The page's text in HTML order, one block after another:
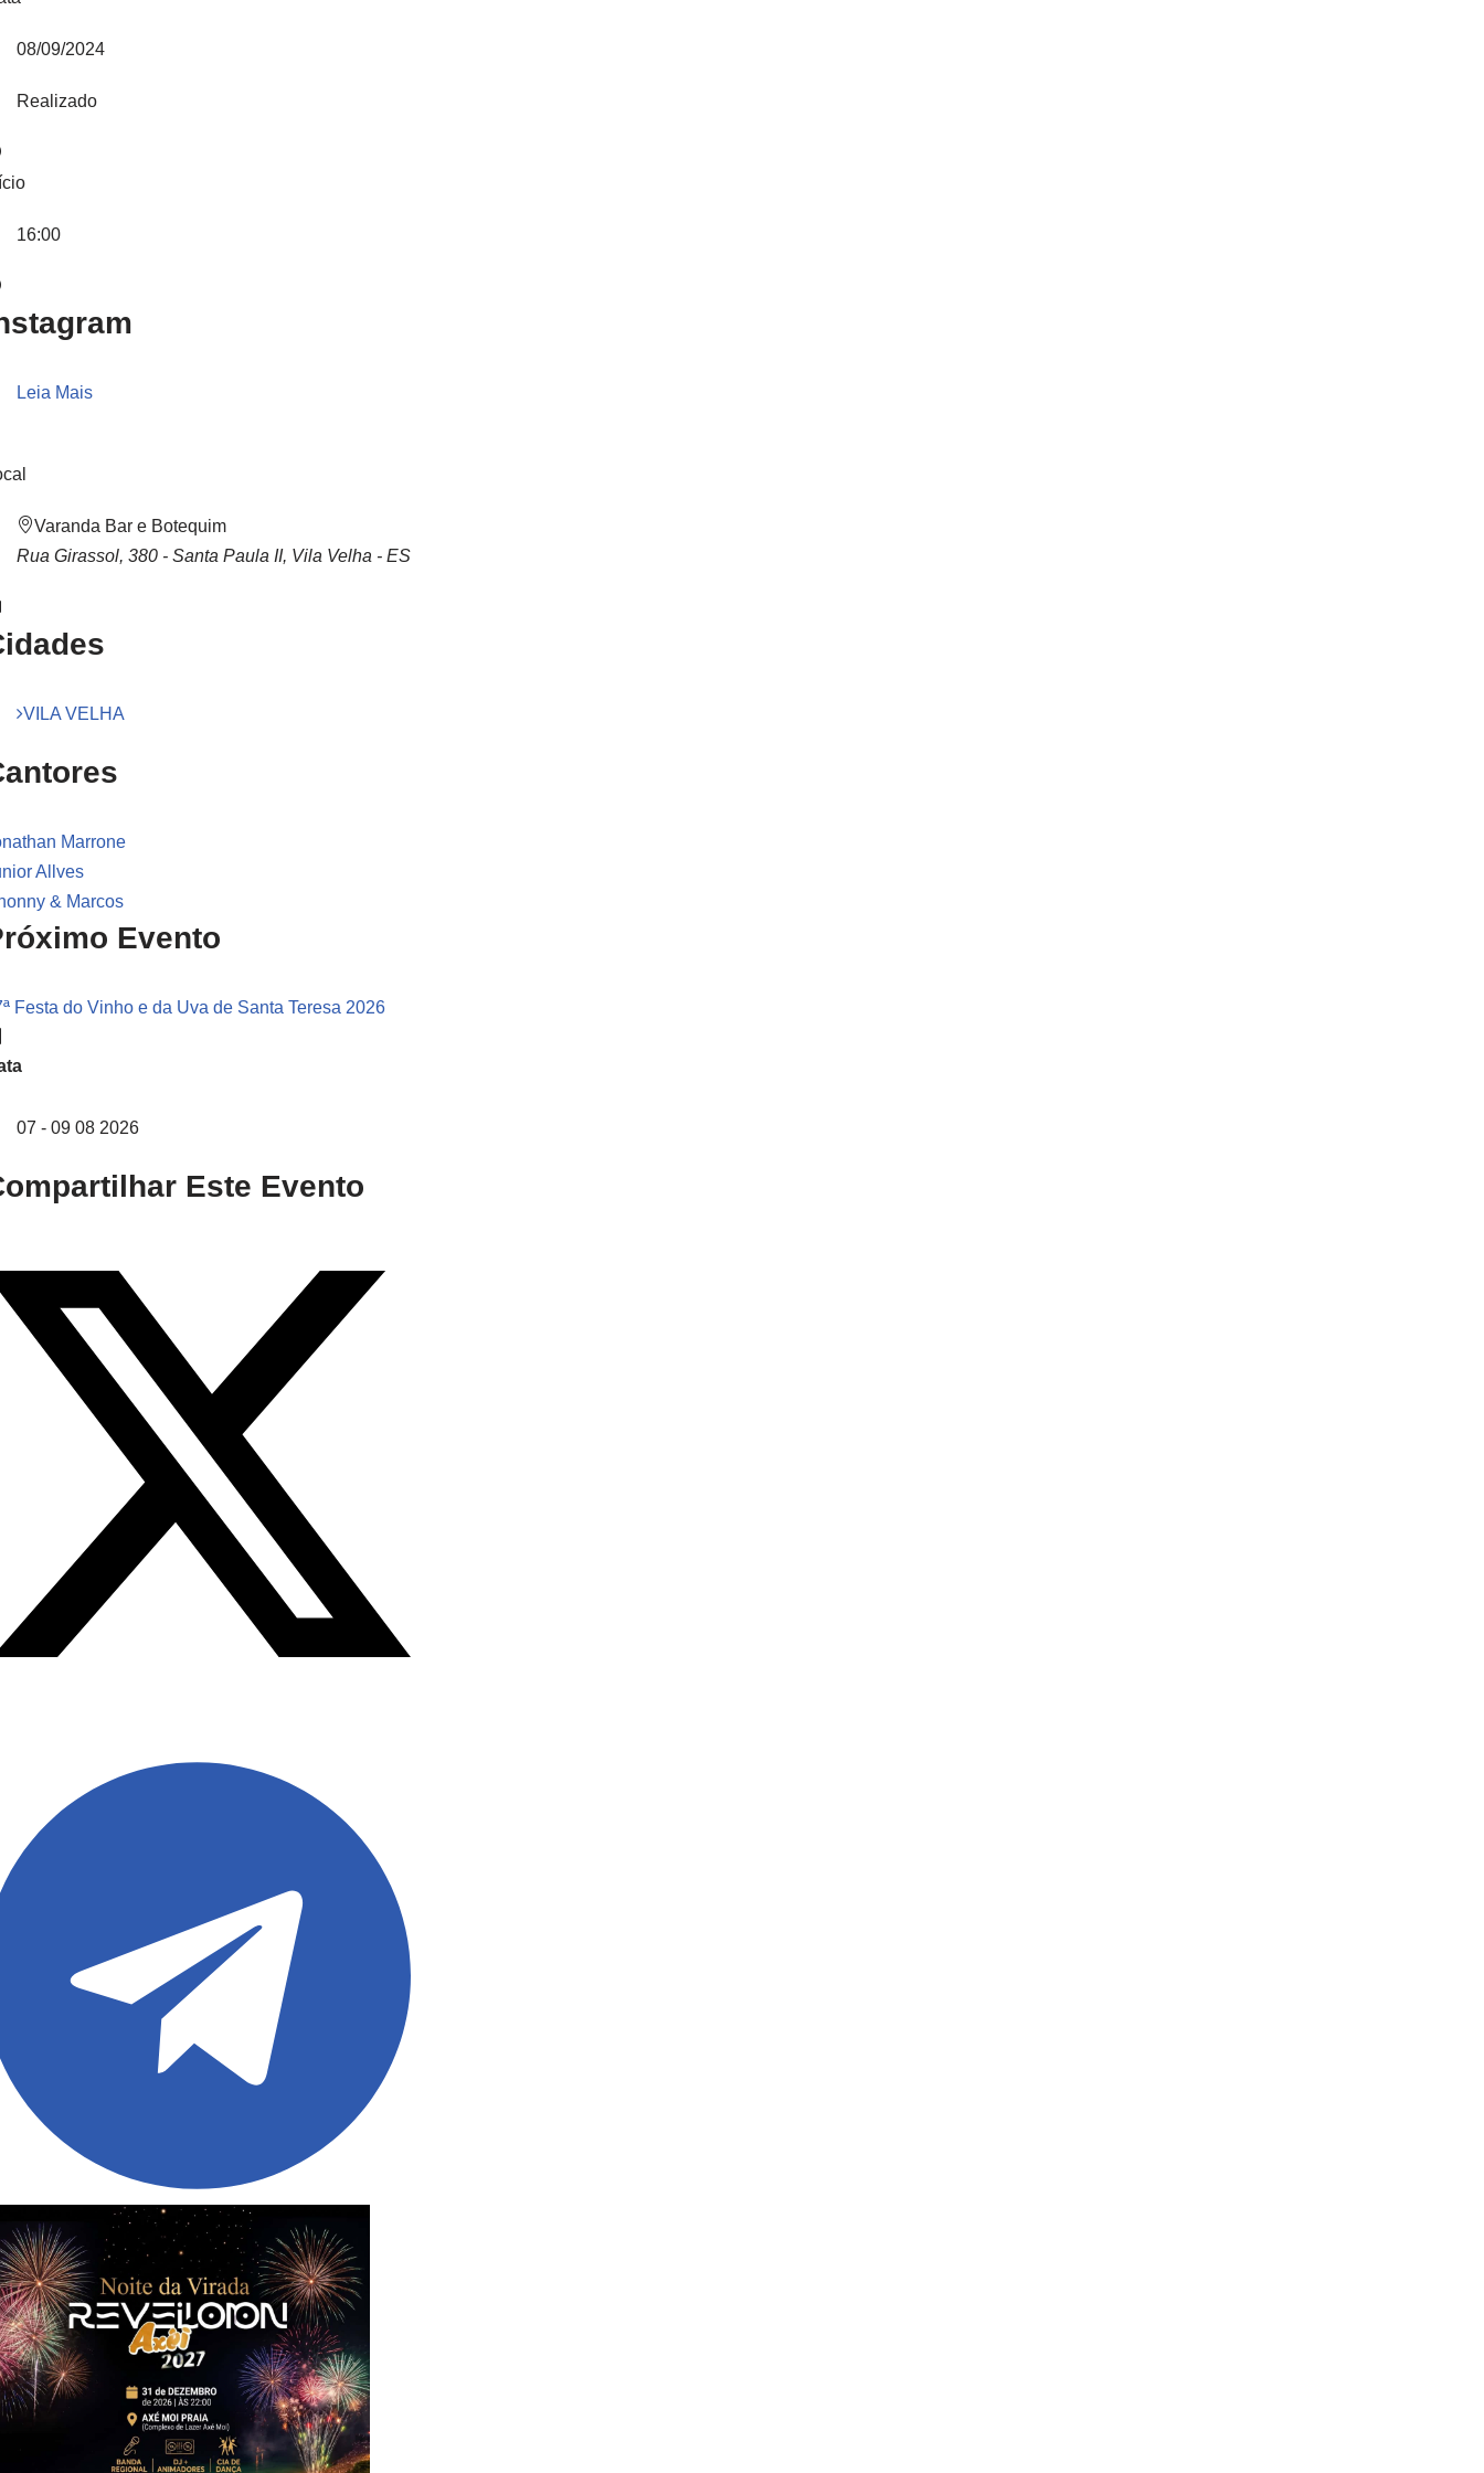
08/09/2024
Realizado
16:00
Leia Mais
Varanda Bar e Botequim
Rua Girassol, 380 - Santa Paula II, Vila Velha - ES
VILA VELHA
Marrone
Allves
& Marcos
Evento
Festa do Vinho e da Uva de Santa Teresa 2026
07 - 09 08 2026
Este Evento